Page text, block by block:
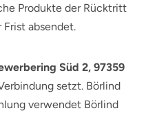
Produkte der Rücktritt
absendet.
Süd 2, 97359
setzt. Börlind
verwendet Börlind